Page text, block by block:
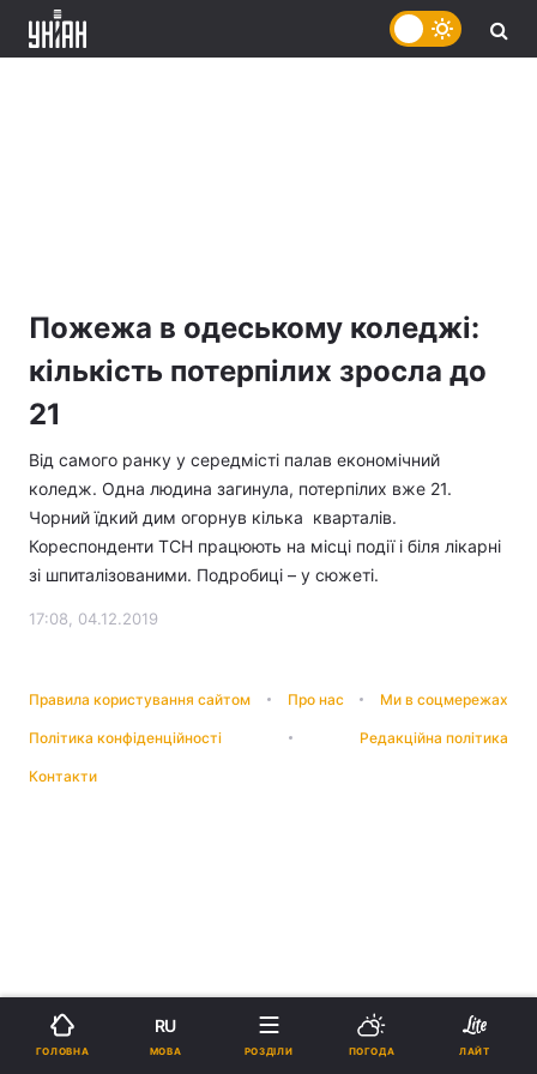
Пожежа в одеському коледжі:
кількість потерпілих зросла до
21
Від самого ранку у середмісті палав економічний
коледж. Одна людина загинула, потерпілих вже 21.
Чорний їдкий дим огорнув кілька кварталів.
Кореспонденти ТСН працюють на місці події і біля лікарні
зі шпиталізованими. Подробиці – у сюжеті.
17:08, 04.12.2019
Правила користування сайтом Про нас Ми в соцмережах
Політика конфіденційності Редакційна політика
Контакти
ГОЛОВНА
RU
МОВА РОЗДІЛИ ПОГОДА ЛАЙТ